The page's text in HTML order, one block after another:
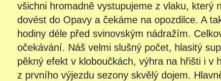
všichni hromadně vystupujeme z vlaku, který
dovést do Opavy a čekáme na opozdilce. A
hodiny déle před svinovským nádražím.
očekávání. Náš velmi slušný počet, hlasitý
pěkný efekt v kloboučkách, výhra na hřišti i v
z prvního výjezdu sezony skvělý dojem.